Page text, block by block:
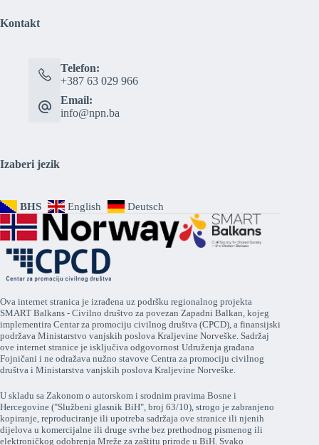
Kontakt
Telefon:
+387 63 029 966
Email:
info@npn.ba
Izaberi jezik
BHS English Deutsch
Ova internet stranica je izrađena uz podršku regionalnog projekta
SMART Balkans - Civilno društvo za povezan Zapadni Balkan, kojeg
implementira Centar za promociju civilnog društva (CPCD), a finansijski
podržava Ministarstvo vanjskih poslova Kraljevine Norveške. Sadržaj
ove internet stranice je isključiva odgovornost Udruženja građana
Fojničani i ne odražava nužno stavove Centra za promociju civilnog
društva i Ministarstva vanjskih poslova Kraljevine Norveške.
U skladu sa Zakonom o autorskom i srodnim pravima Bosne i
Hercegovine ("Službeni glasnik BiH", broj 63/10), strogo je zabranjeno
kopiranje, reproduciranje ili upotreba sadržaja ove stranice ili njenih
dijelova u komercijalne ili druge svrhe bez prethodnog pismenog ili
elektroničkog odobrenja Mreže za zaštitu prirode u BiH. Svako